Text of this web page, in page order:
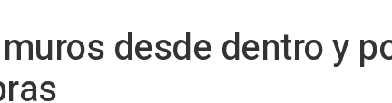
desde dentro y